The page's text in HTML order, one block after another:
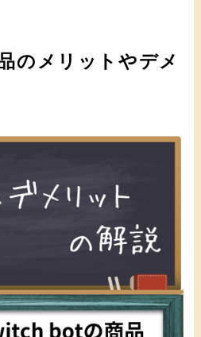
のメリットやデメ